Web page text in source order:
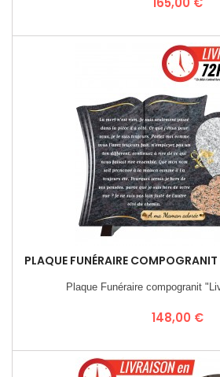
PLAQUE FUNÉRAIRE
Plaque Funéraire compogranit
Prix
148,00 €